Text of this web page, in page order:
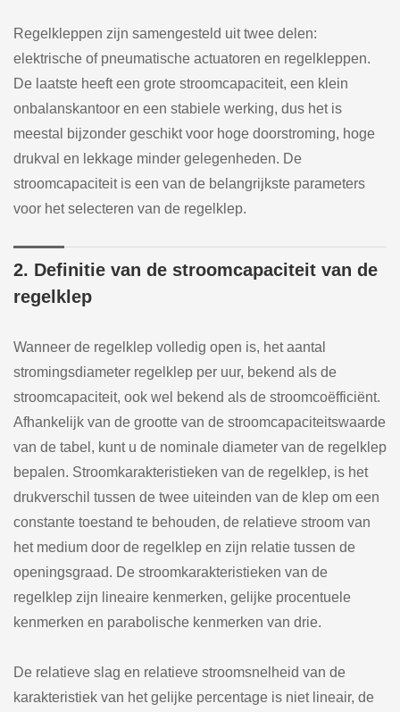
Regelkleppen zijn samengesteld uit twee delen:
elektrische of pneumatische actuatoren en regelkleppen.
De laatste heeft een grote stroomcapaciteit, een klein
onbalanskantoor en een stabiele werking, dus het is
meestal bijzonder geschikt voor hoge doorstroming, hoge
drukval en lekkage minder gelegenheden. De
stroomcapaciteit is een van de belangrijkste parameters
voor het selecteren van de regelklep.
2. Definitie van de stroomcapaciteit van de
regelklep
Wanneer de regelklep volledig open is, het aantal
stromingsdiameter regelklep per uur, bekend als de
stroomcapaciteit, ook wel bekend als de stroomcoëfficiënt.
Afhankelijk van de grootte van de stroomcapaciteitswaarde
van de tabel, kunt u de nominale diameter van de regelklep
bepalen. Stroomkarakteristieken van de regelklep, is het
drukverschil tussen de twee uiteinden van de klep om een
constante toestand te behouden, de relatieve stroom van
het medium door de regelklep en zijn relatie tussen de
openingsgraad. De stroomkarakteristieken van de
regelklep zijn lineaire kenmerken, gelijke procentuele
kenmerken en parabolische kenmerken van drie.
De relatieve slag en relatieve stroomsnelheid van de
karakteristiek van het gelijke percentage is niet lineair, de